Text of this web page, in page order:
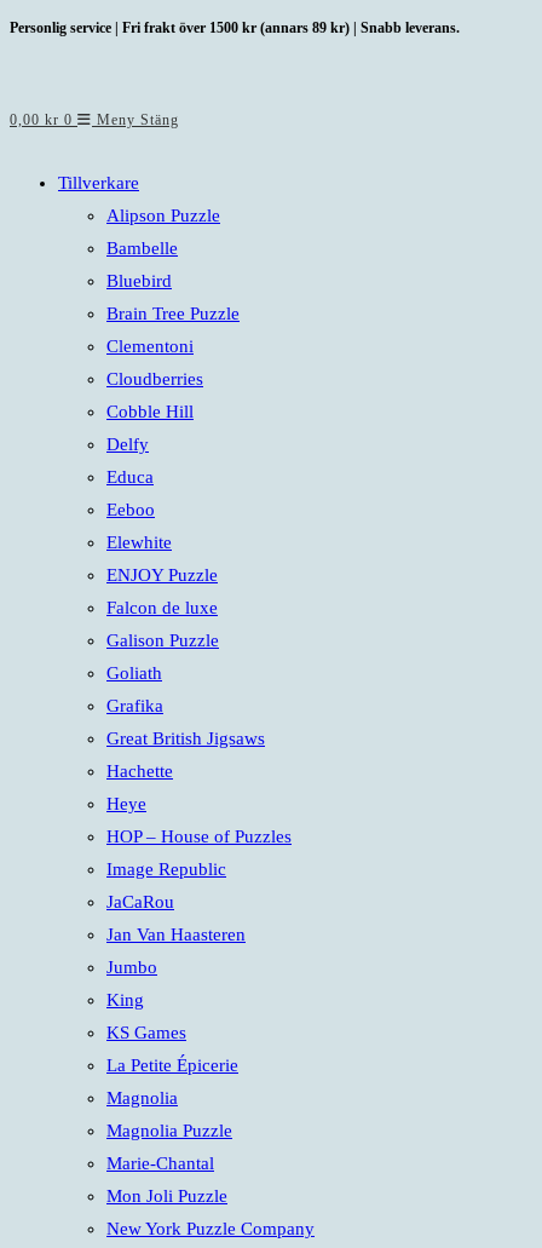
Hoppa
Personlig service | Fri frakt över 1500 kr (annars 89 kr) | Snabb leverans.
0,00 kr 0 Meny Stäng
Tillverkare
Alipson Puzzle
Bambelle
Bluebird
Brain Tree Puzzle
Clementoni
Cloudberries
Cobble Hill
Delfy
Educa
Eeboo
Elewhite
ENJOY Puzzle
Falcon de luxe
Galison Puzzle
Goliath
Grafika
Great British Jigsaws
Hachette
Heye
HOP – House of Puzzles
Image Republic
JaCaRou
Jan Van Haasteren
Jumbo
King
KS Games
La Petite Épicerie
Magnolia
Magnolia Puzzle
Marie-Chantal
Mon Joli Puzzle
New York Puzzle Company